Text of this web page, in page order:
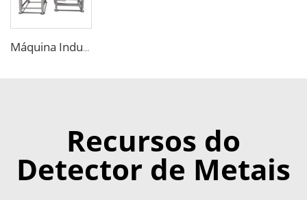
Máquina Industrial de Raios-X para Detecção de Objetos Estranhos em Alimentos
Recursos do
Detector de Metais